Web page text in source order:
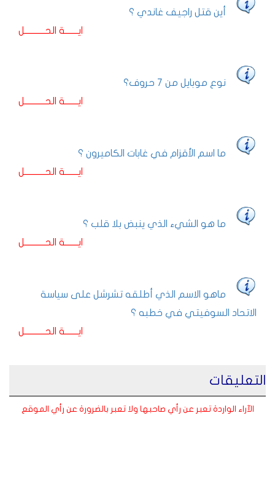
أين قتل راجيف غاندي ؟
ايـــــــة الحـــــــــــل
نوع موبايل من 7 حروف؟
ايـــــــة الحـــــــــــل
ما اسم الأقزام في غابات الكاميرون ؟
ايـــــــة الحـــــــــــل
ما هو الشيء الذي ينبض بلا قلب ؟
ايـــــــة الحـــــــــــل
ماهو الاسم الذي أطلقه تشرشل على سياسة
الاتحاد السوفيتي في خطبه ؟
ايـــــــة الحـــــــــــل
التعليقات
الآراء الواردة تعبر عن رأي صاحبها ولا تعبر بالضرورة عن رأي الموقع